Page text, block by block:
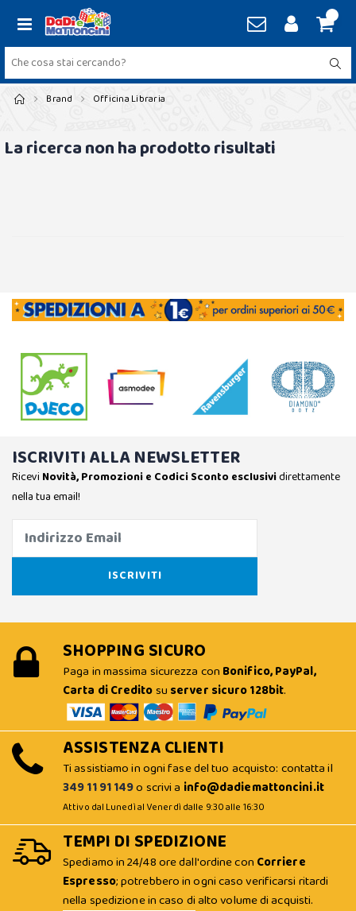
Brand Officina Libraria
La ricerca non ha prodotto risultati
ISCRIVITI ALLA NEWSLETTER
Ricevi Novità, Promozioni e Codici Sconto esclusividirettamente
nella tua email!
SHOPPING SICURO
Paga in massima sicurezza con Bonifico, PayPal,
Carta di Creditosu server sicuro 128bit.
ASSISTENZA CLIENTI
Ti assistiamo in ogni fase del tuo acquisto: contatta il
349 11 91 149o scrivi a info@dadiemattoncini.it
Attivo dal Lunedì al Venerdì dalle 9:30 alle 16:30
TEMPI DI SPEDIZIONE
Spediamo in 24/48 ore dall'ordine con Corriere
Espresso; potrebbero in ogni caso verificarsi ritardi
nella spedizione in caso di alto volume di acquisti.